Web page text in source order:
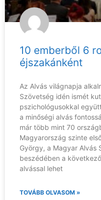
10 emberből 6
éjszakánként
Az Alvás világnapja
Szövetség idén ismét
pszichológusokkal
a minőségi alvás
már több mint 70
Magyarország szinte
György, a Magyar Alvás
beszédében a
alvással lehet
TOVÁBB OLVASOM »